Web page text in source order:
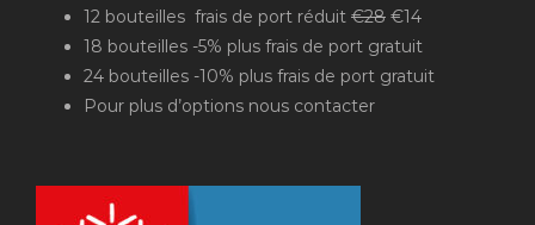
12 bouteilles frais de port réduit €28€14
18 bouteilles -5% plus frais de port gratuit
24 bouteilles -10% plus frais de port gratuit
Pour plus d’options nous contacter